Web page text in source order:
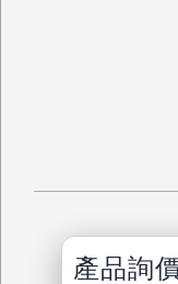
產品詢